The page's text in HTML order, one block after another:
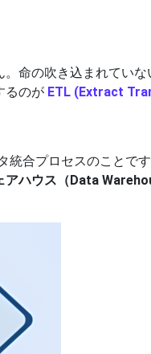
命の吹き込まれてい
るのが ETL (Extract
合プロセスのことで
アハウス（Data